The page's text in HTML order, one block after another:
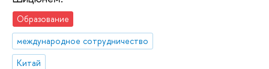
Образование
международное сотрудничество
Китай